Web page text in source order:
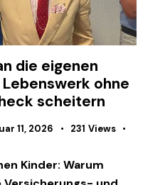
die eigenen
ohne
scheitern
11, 2026 231 Views
Kinder: Warum